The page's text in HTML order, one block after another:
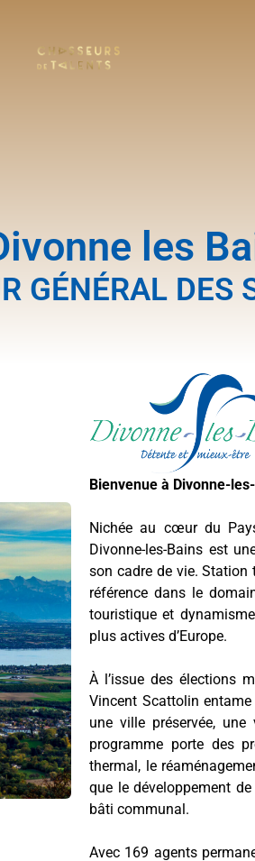
les
GÉNÉRAL DES
Bienvenue à Divonne-
Nichée au cœur du
Divonne-les-Bains est
son cadre de vie. Station
référence dans le
touristique et
plus actives d’Europe.
À l’issue des élections
Vincent Scattolin
une ville préservée,
programme porte des
thermal, le
que le développement
bâti communal.
Avec 169 agents